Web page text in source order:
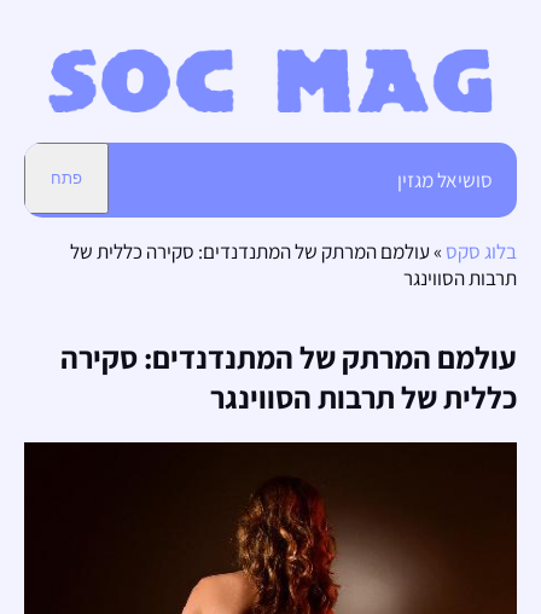
סושיאל מגזין פתח
בלוג סקס »עולמם המרתק של המתנדנדים: סקירה כללית של
תרבות הסווינגר
עולמם המרתק של המתנדנדים: סקירה
כללית של תרבות הסווינגר